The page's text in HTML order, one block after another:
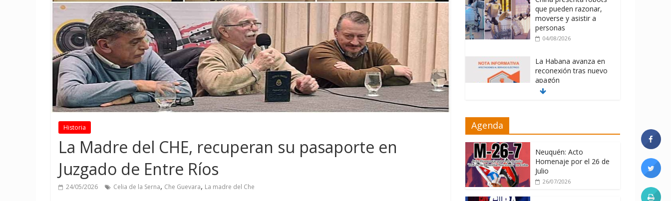
Historia
La Madre del CHE, recuperan su pasaporte en
Juzgado de Entre Ríos
24/05/2026 Celia de la Serna, Che Guevara, La madre del Che
que pueden razonar,
moverse y asistir a
personas
04/08/2026
La Habana avanza en
reconexión tras nuevo
apagón
03/08/2026
Argentina
06/08/2026
Agenda
Neuquén: Acto
Homenaje por el 26 de
Julio
26/07/2026